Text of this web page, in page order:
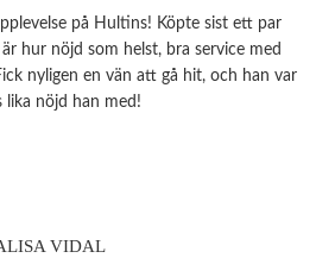
på Hultins! Köpte sist ett par
hur nöjd som helst, bra service med
nyligen en vän att gå hit, och han var
lika nöjd han med!
VIDAL